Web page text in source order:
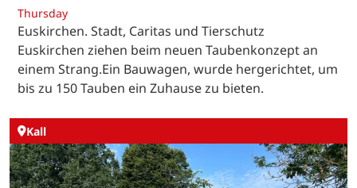
Thursday
Euskirchen. Stadt, Caritas und Tierschutz
Euskirchen ziehen beim neuen Taubenkonzept an
einem Strang.Ein Bauwagen, wurde hergerichtet, um
bis zu 150 Tauben ein Zuhause zu bieten.
Kall